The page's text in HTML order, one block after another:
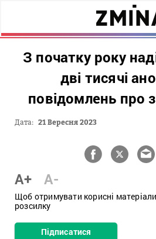
З початку року
дві тисячі
повідомлень про
Дата: 21 Вересня 2023
A+ A-
Щоб отримувати корисні
розсилку
Підписатися